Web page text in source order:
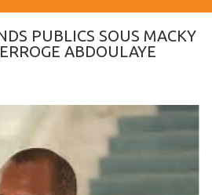
PUBLICS SOUS MACKY
ABDOULAYE